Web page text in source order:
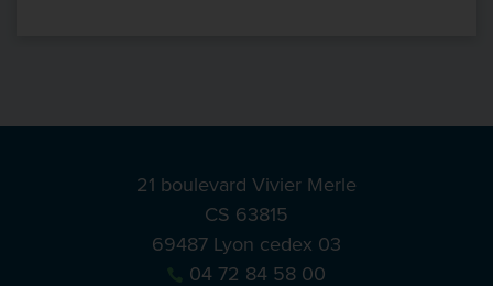
21 boulevard Vivier Merle
CS 63815
69487 Lyon cedex 03
04 72 84 58 00